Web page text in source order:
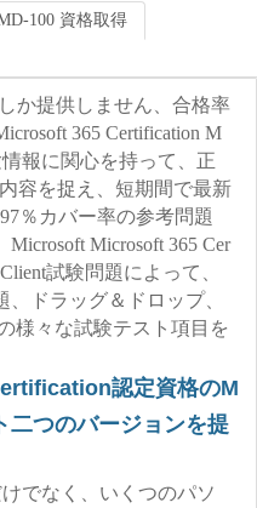
100 資格取得
か提供しません、合格率
365 Certification M
報に関心を持って、正
容を捉え、短期間で最新
％カバー率の参考問題
Microsoft 365 Cer
試験問題によって、
ドラッグ＆ドロップ、
様々な試験テスト項目を
認定資格のM
二つのバージョンを提
でなく、いくつのパソ